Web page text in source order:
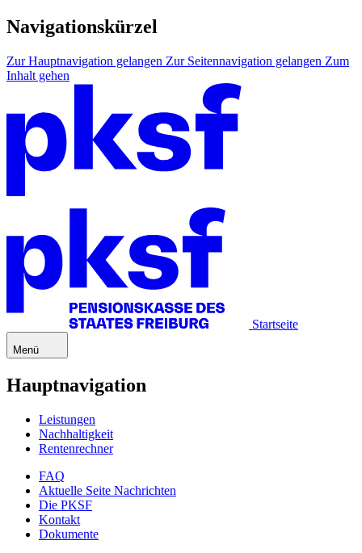
Navigationskürzel
Zur Hauptnavigation gelangen Zur Seitennavigation gelangen Zum
Inhalt gehen
Startseite
Menü
Hauptnavigation
Leistungen
Nachhaltigkeit
Rentenrechner
FAQ
Aktuelle Seite Nachrichten
Die PKSF
Kontakt
Dokumente